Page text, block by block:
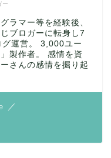
ー
ラマー等を経験後、
ブロガーに転身し7
運営。 3,000ユー
製作者。 感情を資
さんの感情を掘り起
／